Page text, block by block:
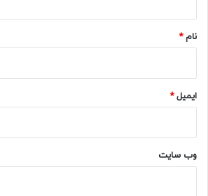
نام*
ایمیل*
وب‌ سایت